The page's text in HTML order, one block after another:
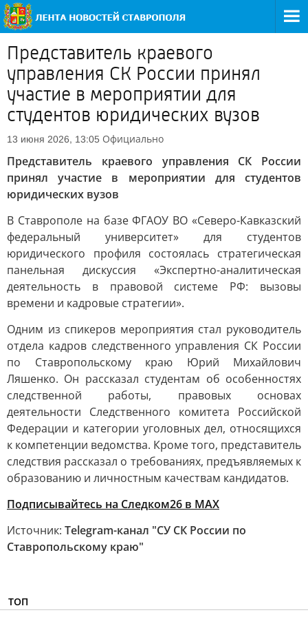
Представитель краевого
управления СК России принял
участие в мероприятии для
студентов юридических вузов
13 июня 2026, 13:05 Официально
Представитель краевого управления СК России
принял участие в мероприятии для студентов
юридических вузов
В Ставрополе на базе ФГАОУ ВО «Северо-Кавказский
федеральный университет» для студентов
юридического профиля состоялась стратегическая
панельная дискуссия «Экспертно-аналитическая
деятельность в правовой системе РФ: вызовы
времени и кадровые стратегии».
Одним из спикеров мероприятия стал руководитель
отдела кадров следственного управления СК России
по Ставропольскому краю Юрий Михайлович
Ляшенко. Он рассказал студентам об особенностях
следственной работы, правовых основах
деятельности Следственного комитета Российской
Федерации и категории уголовных дел, относящихся
к компетенции ведомства. Кроме того, представитель
следствия рассказал о требованиях, предъявляемых к
образованию и личностным качествам кандидатов.
Подписывайтесь на Следком26 в МАХ
Источник: Telegram-канал "СУ СК России по
Ставропольскому краю"
ТОП